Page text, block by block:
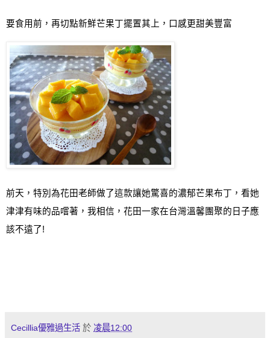
要食用前，再切點新鮮芒果丁擺置其上，口感更甜美豐富
前天，特別為花田老師做了這款讓她驚喜的濃郁芒果布丁，看她
津津有味的品嚐著，我相信，花田一家在台灣溫馨團聚的日子應
該不遠了!
Cecillia優雅過生活 於 凌晨12:00